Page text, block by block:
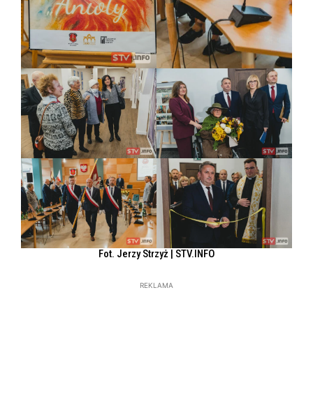
Fot. Jerzy Strzyż | STV.INFO
REKLAMA